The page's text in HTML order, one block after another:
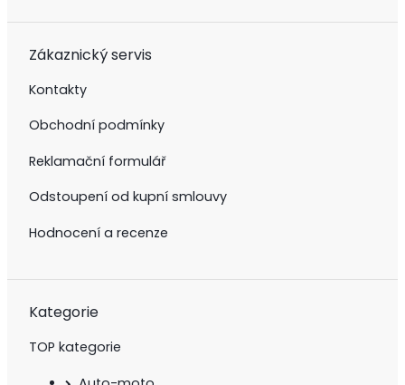
Zákaznický servis
Kontakty
Obchodní podmínky
Reklamační formulář
Odstoupení od kupní smlouvy
Hodnocení a recenze
Kategorie
TOP kategorie